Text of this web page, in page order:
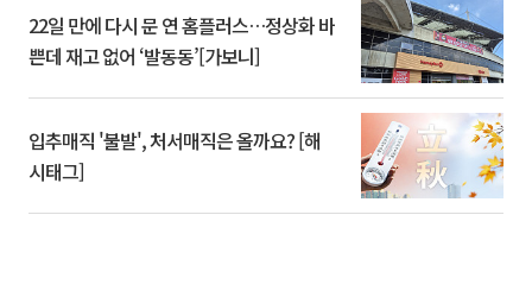
22일 만에 다시 문 연 홈플러스…정상화 바
쁜데 재고 없어 ‘발동동’[가보니]
입추매직 '불발', 처서매직은 올까요? [해
시태그]